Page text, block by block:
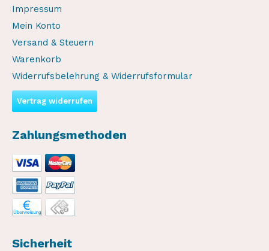
Impressum
Mein Konto
Versand & Steuern
Warenkorb
Widerrufsbelehrung & Widerrufsformular
Vertrag widerrufen
Zahlungsmethoden
Sicherheit